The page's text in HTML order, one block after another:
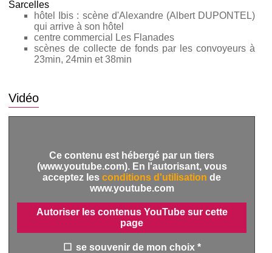
Sarcelles
hôtel Ibis : scène d'Alexandre (Albert DUPONTEL)
qui arrive à son hôtel
centre commercial Les Flanades
scènes de collecte de fonds par les convoyeurs à
23min, 24min et 38min
Vidéo
Ce contenu est hébergé par un tiers
(www.youtube.com). En l'autorisant, vous
acceptez les conditions d'utilisation de
www.youtube.com
Autoriser les contenus YouTube sur cette
page
se souvenir de mon choix *